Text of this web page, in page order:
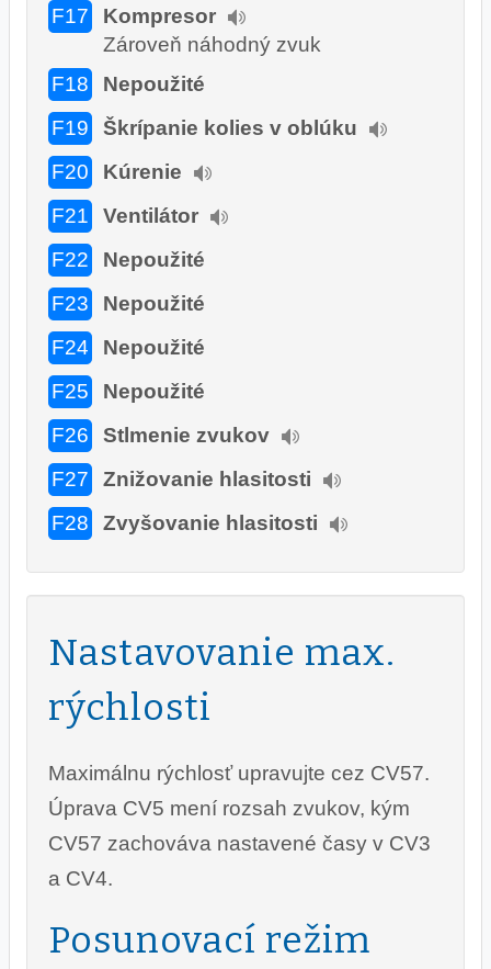
F17
Kompresor
Zároveň náhodný zvuk
F18
Nepoužité
F19
Škrípanie kolies v oblúku
F20
Kúrenie
F21
Ventilátor
F22
Nepoužité
F23
Nepoužité
F24
Nepoužité
F25
Nepoužité
F26
Stlmenie zvukov
F27
Znižovanie hlasitosti
F28
Zvyšovanie hlasitosti
Nastavovanie max.
rýchlosti
Maximálnu rýchlosť upravujte cez CV57.
Úprava CV5 mení rozsah zvukov, kým
CV57 zachováva nastavené časy v CV3
a CV4.
Posunovací režim